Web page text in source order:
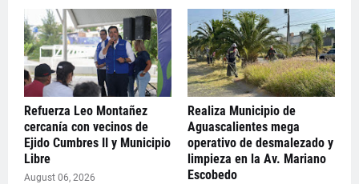
Refuerza Leo Montañez
cercanía con vecinos de
Ejido Cumbres II y Municipio
Libre
August 06, 2026
Realiza Municipio de
Aguascalientes mega
operativo de desmalezado y
limpieza en la Av. Mariano
Escobedo